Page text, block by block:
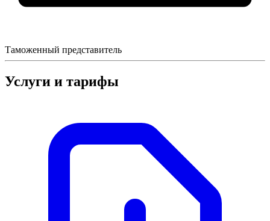
Таможенный представитель
Услуги и тарифы